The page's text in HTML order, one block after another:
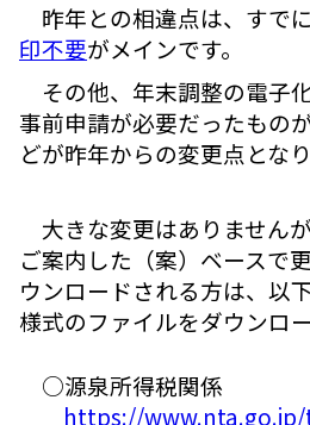
昨年との相違点は、すでに
印不要がメインです。
その他、年末調整の電子
事前申請が必要だったもの
どが昨年からの変更点となり
大きな変更はありません
ご案内した（案）ベースで
ウンロードされる方は、以
様式のファイルをダウンロ
○源泉所得税関係
https://